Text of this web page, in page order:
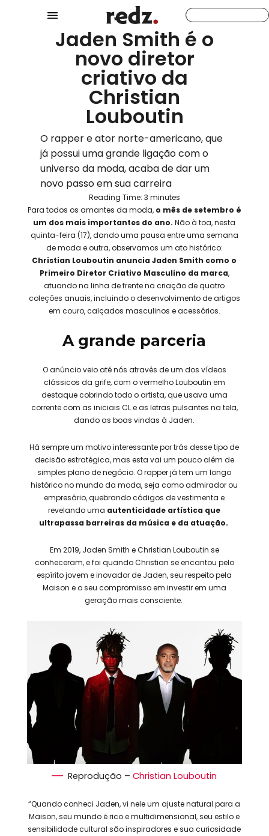
Jaden Smith é o
novo diretor
criativo da
Christian
Louboutin
O rapper e ator norte-americano, que
já possui uma grande ligação com o
universo da moda, acaba de dar um
novo passo em sua carreira
Reading Time: 3 minutes
Para todos os amantes da moda, o mês de setembro é
um dos mais importantes do ano. Não à toa, nesta
quinta-feira (17), dando uma pausa entre uma semana
de moda e outra, observamos um ato histórico:
Christian Louboutin anuncia Jaden Smith como o
Primeiro Diretor Criativo Masculino da marca,
atuando na linha de frente na criação de quatro
coleções anuais, incluindo o desenvolvimento de artigos
em couro, calçados masculinos e acessórios.
A grande parceria
O anúncio veio até nós através de um dos vídeos
clássicos da grife, com o vermelho Louboutin em
destaque cobrindo todo o artista, que usava uma
corrente com as iniciais CL e as letras pulsantes na tela,
dando as boas vindas à Jaden.
Há sempre um motivo interessante por trás desse tipo de
decisão estratégica, mas esta vai um pouco além de
simples plano de negócio. O rapper já tem um longo
histórico no mundo da moda, seja como admirador ou
empresário, quebrando códigos de vestimenta e
revelando uma autenticidade artística que
ultrapassa barreiras da música e da atuação.
Em 2019, Jaden Smith e Christian Louboutin se
conheceram, e foi quando Christian se encantou pelo
espírito jovem e inovador de Jaden, seu respeito pela
Maison e o seu compromisso em investir em uma
geração mais consciente.
Reprodução –Christian Louboutin
“Quando conheci Jaden, vi nele um ajuste natural para a
Maison, seu mundo é rico e multidimensional, seu estilo e
sensibilidade cultural são inspiradores e sua curiosidade